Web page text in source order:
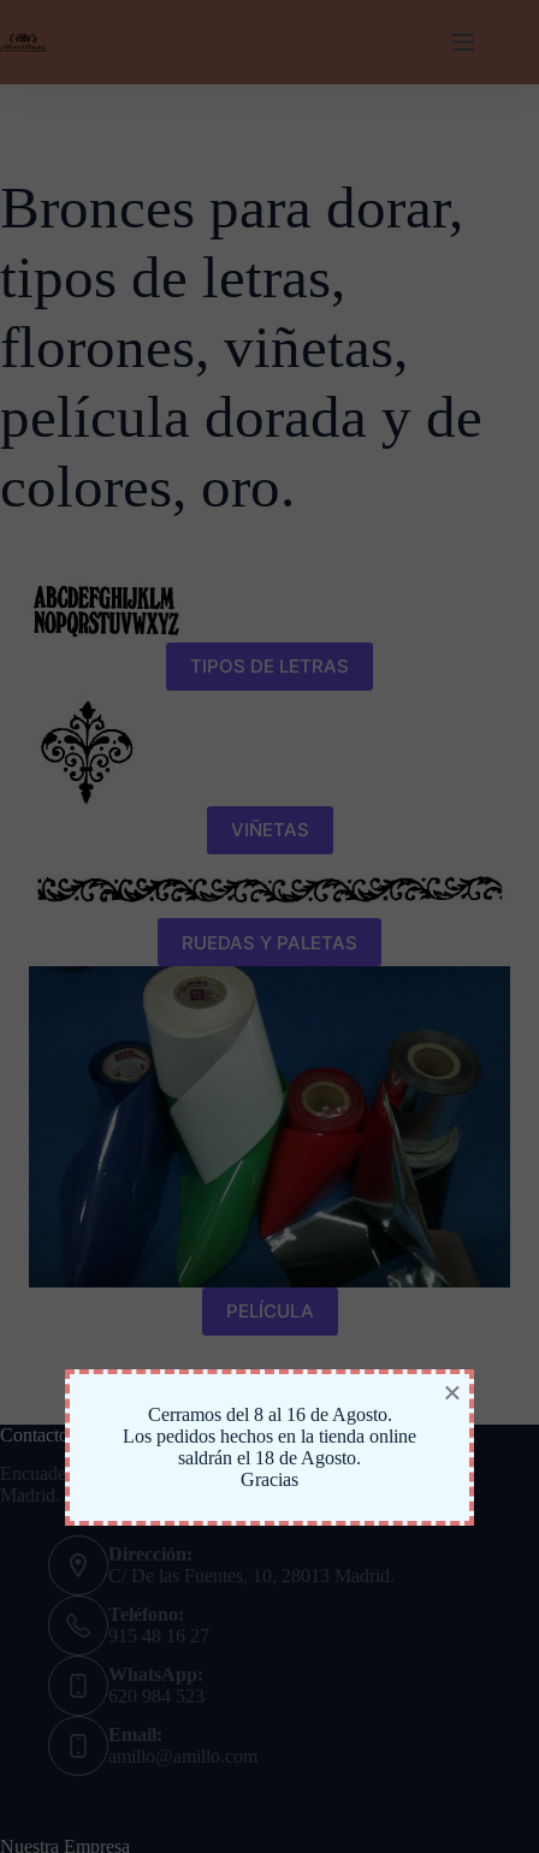
al
contenido
Bronces para dorar,
tipos de letras,
florones, viñetas,
película dorada y de
colores, oro.
TIPOS DE LETRAS
VIÑETAS
RUEDAS Y PALETAS
PELÍCULA
Contacto
Encuadernación y materiales desde 1890 en el corazón de
Madrid.
Dirección:
C/ De las Fuentes, 10, 28013 Madrid.
Teléfono:
915 48 16 27
WhatsApp:
620 984 523
Email:
amillo@amillo.com
Nuestra Empresa
Cerramos del 8 al 16 de Agosto.
Los pedidos hechos en la tienda online
saldrán el 18 de Agosto.
Gracias
×